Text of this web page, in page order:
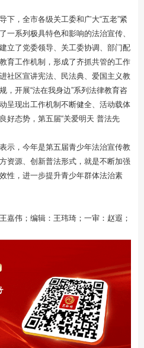
下，全市各级关工委和广大“五老”紧
一系列极具特色和影响的法治宣传、
立了党委领导、关工委协调、部门配
育工作机制，形成了齐抓共管的工作
社区宣讲宪法、民法典、爱国主义教
，开展“法在我身边”系列法律教育咨
呈现出工作机制不断健全、活动载体
好态势，第五届“关爱明天 普法先
示，今年是第五届青少年法治宣传教
资源、创新普法形式，就是不断加强
性，进一步提升青少年群体法治素
嘉伟；编辑：王玮琦；一审：赵遐；